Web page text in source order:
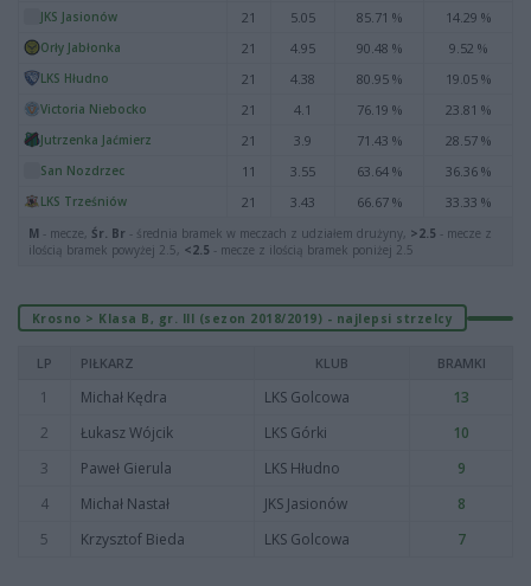
JKS Jasionów 21 5.05 85.71 % 14.29 %
Orły Jabłonka 21 4.95 90.48 % 9.52 %
LKS Hłudno 21 4.38 80.95 % 19.05 %
Victoria Niebocko 21 4.1 76.19 % 23.81 %
Jutrzenka Jaćmierz 21 3.9 71.43 % 28.57 %
San Nozdrzec 11 3.55 63.64 % 36.36 %
LKS Trześniów 21 3.43 66.67 % 33.33 %
M - mecze, Śr. Br - średnia bramek w meczach z udziałem drużyny, >2.5 - mecze z
ilością bramek powyżej 2.5, <2.5 - mecze z ilością bramek poniżej 2.5
Krosno > Klasa B, gr. III (sezon 2018/2019) - najlepsi strzelcy
LP PIŁKARZ KLUB BRAMKI
1 Michał Kędra LKS Golcowa
13
2
Łukasz Wójcik LKS Górki
10
3
Paweł Gierula LKS Hłudno
9
4
Michał Nastał JKS Jasionów
8
5
Krzysztof Bieda LKS Golcowa 7